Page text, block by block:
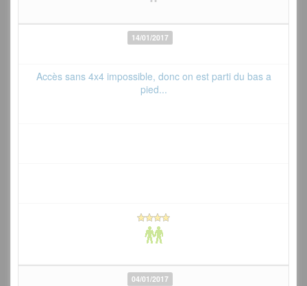
14/01/2017
Accès sans 4x4 impossible, donc on est parti du bas a
pied...
04/01/2017